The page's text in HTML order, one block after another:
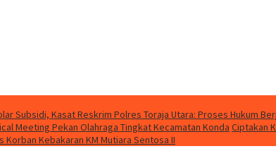
Subsidi, Kasat Reskrim Polres Toraja Utara: Proses Hukum
Meeting Pekan Olahraga Tingkat Kecamatan Konda Ciptakan
Korban Kebakaran KM Mutiara Sentosa II